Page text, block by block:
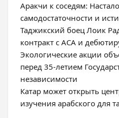
Аракчи к соседям:
самодостаточности и
Таджикский боец Лоик
контракт с ACA и
Экологические акции
перед 35-летием
независимости
Катар может открыть
изучения арабского для